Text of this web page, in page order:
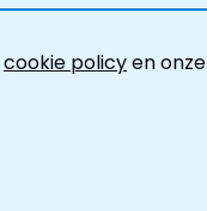
cookie policyen onze